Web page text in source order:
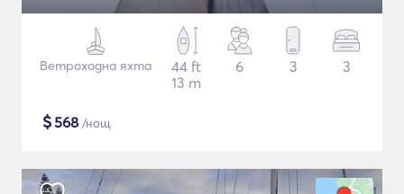
Ветроходна яхта
44 ft
13 m
6 3 3
$568 /нощ